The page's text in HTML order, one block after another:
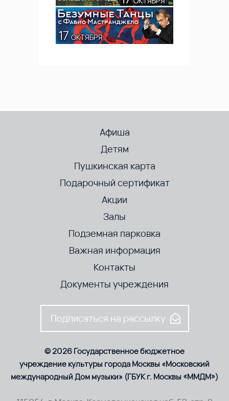
Афиша
Детям
Пушкинская карта
Подарочный сертификат
Акции
Залы
Подземная парковка
Важная информация
Контакты
Документы учреждения
Подписаться на рассылку
© 2026 Государственное бюджетное
учреждение культуры города Москвы «Московский
международный Дом музыки» (ГБУК г. Москвы «ММДМ»)